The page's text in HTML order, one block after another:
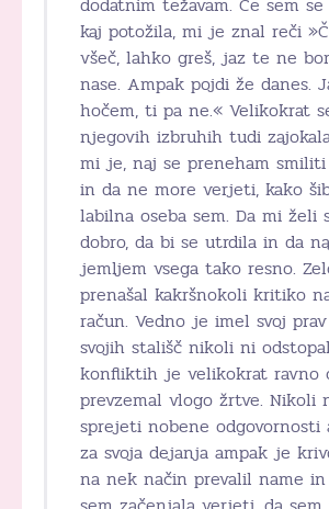
kaj potožila, mi je znal reči
všeč, lahko greš, jaz te ne
nase. Ampak pojdi že danes.
hočem, ti pa ne.« Velikokrat
njegovih izbruhih tudi
mi je, naj se preneham smiliti
in da ne more verjeti, kako
labilna oseba sem. Da mi želi
dobro, da bi se utrdila in da
jemljem vsega tako resno.
prenašal kakršnokoli kritiko
račun. Vedno je imel svoj
svojih stališč nikoli ni
konfliktih je velikokrat ravno
prevzemal vlogo žrtve. Nikoli
sprejeti nobene odgovornosti
za svoja dejanja ampak je
na nek način prevalil name in